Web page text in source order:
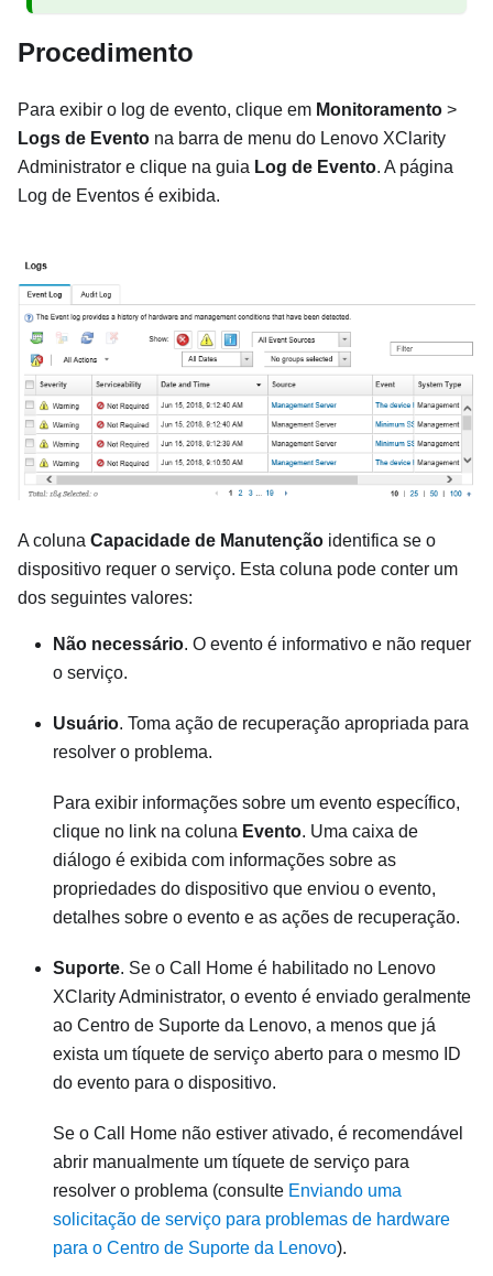
Procedimento
Para exibir o log de evento, clique em Monitoramento >
Logs de Evento na barra de menu do Lenovo XClarity
Administrator e clique na guia Log de Evento. A página
Log de Eventos é exibida.
A coluna Capacidade de Manutenção identifica se o
dispositivo requer o serviço. Esta coluna pode conter um
dos seguintes valores:
Não necessário. O evento é informativo e não requer
o serviço.
Usuário. Toma ação de recuperação apropriada para
resolver o problema.
Para exibir informações sobre um evento específico,
clique no link na coluna Evento. Uma caixa de
diálogo é exibida com informações sobre as
propriedades do dispositivo que enviou o evento,
detalhes sobre o evento e as ações de recuperação.
Suporte. Se o Call Home é habilitado no Lenovo
XClarity Administrator, o evento é enviado geralmente
ao Centro de Suporte da Lenovo, a menos que já
exista um tíquete de serviço aberto para o mesmo ID
do evento para o dispositivo.
Se o Call Home não estiver ativado, é recomendável
abrir manualmente um tíquete de serviço para
resolver o problema (consulte Enviando uma
solicitação de serviço para problemas de hardware
para o Centro de Suporte da Lenovo).